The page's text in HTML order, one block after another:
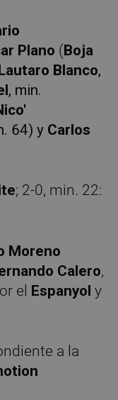
Plano (Boja
Blanco,
, min.
64) y Carlos
; 2-0, min. 22:
Moreno
Calero,
el Espanyoly
a la